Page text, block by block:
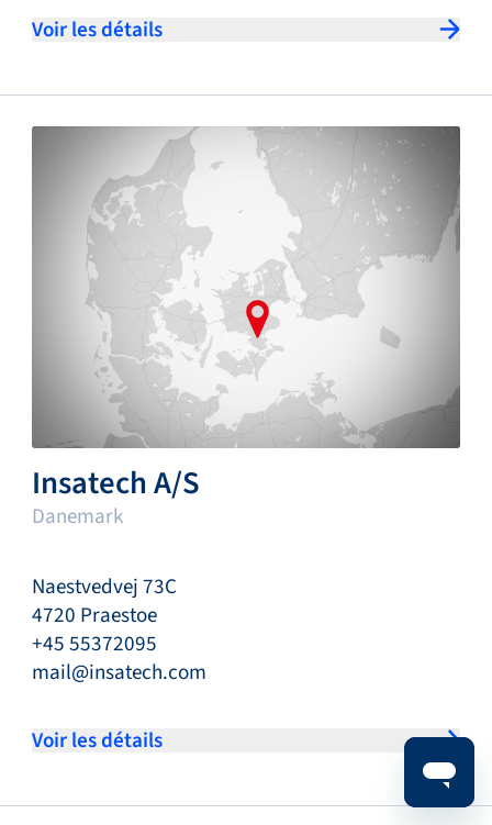
Voir les détails
Insatech A/S
Danemark
Naestvedvej 73C
4720 Praestoe
+45 55372095
mail@insatech.com
Voir les détails